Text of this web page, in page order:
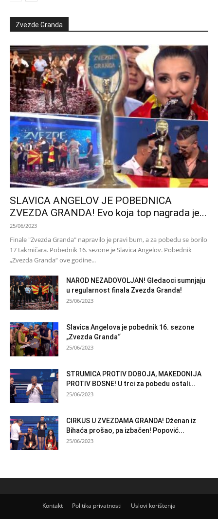
Zvezde Granda
SLAVICA ANGELOV JE POBEDNICA
ZVEZDA GRANDA! Evo koja top nagrada je...
25/06/2023
Finale "Zvezda Granda" napravilo je pravi bum, a za pobedu se borilo
17 takmičara. Pobednik 16. sezone je Slavica Angelov. Pobednik
„Zvezda Granda“ ove godine...
NAROD NEZADOVOLJAN! Gledaoci sumnjaju
u regularnost finala Zvezda Granda!
25/06/2023
Slavica Angelova je pobednik 16. sezone
„Zvezda Granda“
25/06/2023
STRUMICA PROTIV DOBOJA, MAKEDONIJA
PROTIV BOSNE! U trci za pobedu ostali...
25/06/2023
CIRKUS U ZVEZDAMA GRANDA! Dženan iz
Bihaća prošao, pa izbačen! Popović...
25/06/2023
Kontakt Politika privatnosti Uslovi korištenja